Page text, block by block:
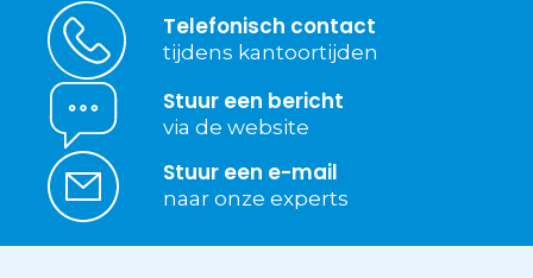
Telefonisch contact
tijdens kantoortijden
Stuur een bericht
via de website
Stuur een e-mail
naar onze experts